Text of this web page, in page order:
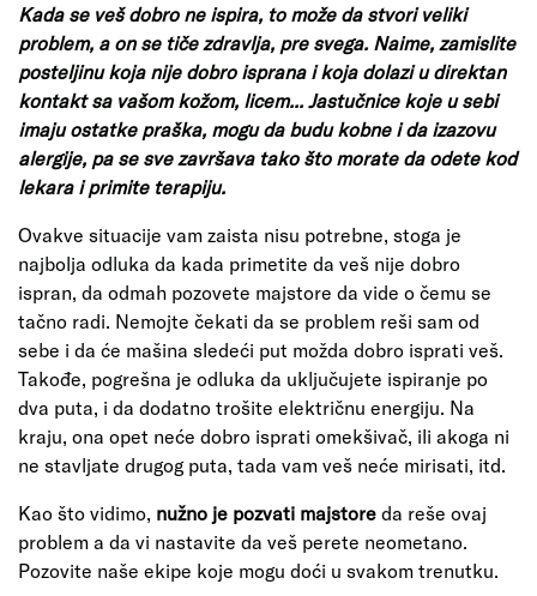
Kada se veš dobro ne ispira, to može da stvori veliki
problem, a on se tiče zdravlja, pre svega. Naime, zamislite
posteljinu koja nije dobro isprana i koja dolazi u direktan
kontakt sa vašom kožom, licem... Jastučnice koje u sebi
imaju ostatke praška, mogu da budu kobne i da izazovu
alergije, pa se sve završava tako što morate da odete kod
lekara i primite terapiju.
Ovakve situacije vam zaista nisu potrebne, stoga je
najbolja odluka da kada primetite da veš nije dobro
ispran, da odmah pozovete majstore da vide o čemu se
tačno radi. Nemojte čekati da se problem reši sam od
sebe i da će mašina sledeći put možda dobro isprati veš.
Takođe, pogrešna je odluka da uključujete ispiranje po
dva puta, i da dodatno trošite električnu energiju. Na
kraju, ona opet neće dobro isprati omekšivač, ili akoga ni
ne stavljate drugog puta, tada vam veš neće mirisati, itd.
Kao što vidimo, nužno je pozvati majstore da reše ovaj
problem a da vi nastavite da veš perete neometano.
Pozovite naše ekipe koje mogu doći u svakom trenutku.